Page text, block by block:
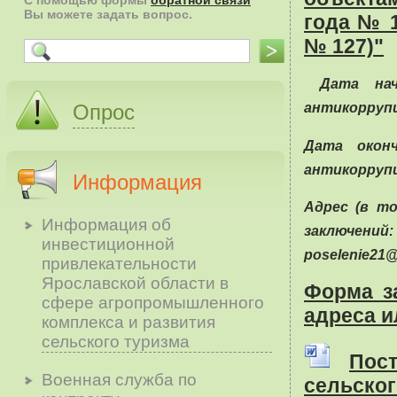
Вы можете задать вопрос.
Опрос
Информация
Информация об
инвестиционной
привлекательности
Ярославской области в
сфере агропромышленного
комплекса и развития
сельского туризма
Военная служба по
года №
№ 127)"
Дата
Дата
Адрес (в
Форма
адреса